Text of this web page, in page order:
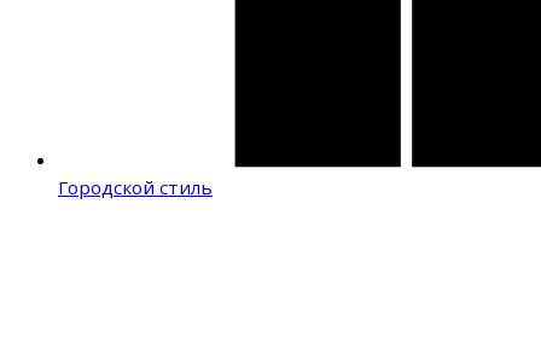
Городской стиль